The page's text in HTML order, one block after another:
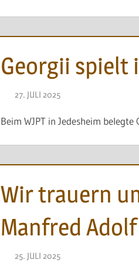
Georgii spielt
27. JULI 2025
Beim WJPT in Jedesheim
Wir trauern
Manfred Adolf
25. JULI 2025